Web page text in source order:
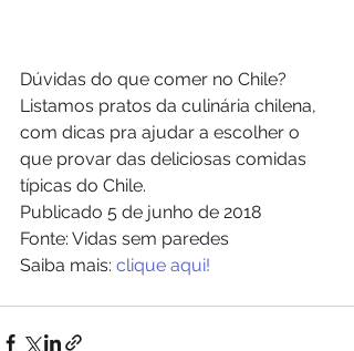
Dúvidas do que comer no Chile?
Listamos pratos da culinária chilena,
com dicas pra ajudar a escolher o
que provar das deliciosas comidas
típicas do Chile.
Publicado 5 de junho de 2018
Fonte: Vidas sem paredes
Saiba mais: clique aqui!